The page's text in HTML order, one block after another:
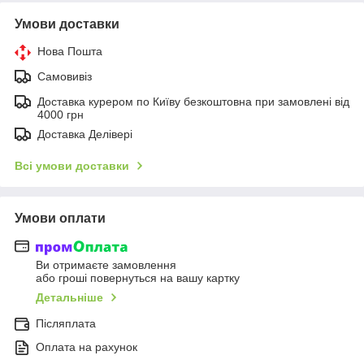
Умови доставки
Нова Пошта
Самовивіз
Доставка курером по Київу безкоштовна при замовлені від
4000 грн
Доставка Делівері
Всі умови доставки
Умови оплати
Ви отримаєте замовлення
або гроші повернуться на вашу картку
Детальніше
Післяплата
Оплата на рахунок